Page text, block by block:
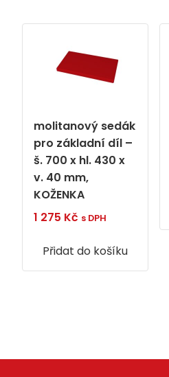
molitanový sedák
pro základní díl –
š. 700 x hl. 430 x
v. 40 mm,
KOŽENKA
1 275 Kč s DPH
Přidat do košíku